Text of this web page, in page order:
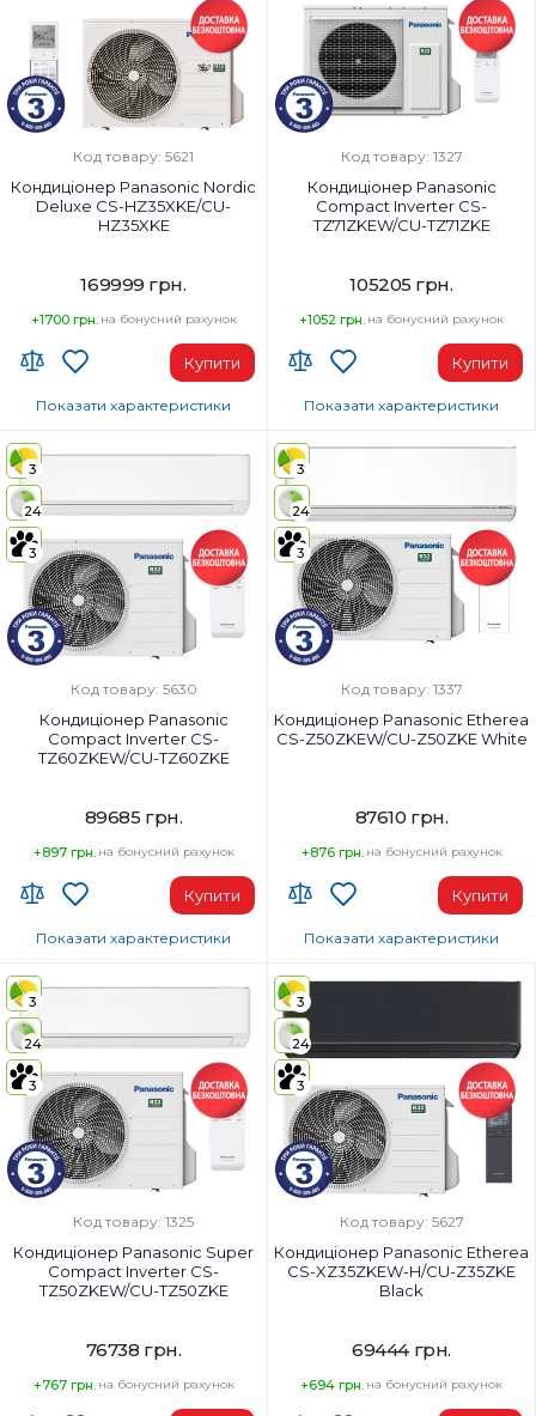
Код товару: 5621
Кондиціонер Panasonic Nordic
Deluxe CS-HZ35XKE/CU-
HZ35XKE
169999 грн.
+1700 грн. на бонусний рахунок
Купити
Wi-Fi модуль:
Wi-Fi (вбудований)
Площа приміщення, м²:
35
Потужність, BTU:
12000
Клас енергоспоживання (охолодження):
A+++
Колір внутрішнього блоку:
Показати характеристики
Код товару: 1327
Кондиціонер Panasonic
Compact Inverter CS-
TZ71ZKEW/CU-TZ71ZKE
105205 грн.
+1052 грн. на бонусний рахунок
Купити
Wi-Fi модуль:
Wi-Fi (вбудований)
Площа приміщення, м²:
75
Потужність, BTU:
24000
Клас енергоспоживання
A++
Колір внутрішнього блоку:
Показати характеристики
3
24
3
Код товару: 5630
Кондиціонер Panasonic
Compact Inverter CS-
TZ60ZKEW/CU-TZ60ZKE
89685 грн.
+897 грн. на бонусний рахунок
Купити
Wi-Fi модуль:
Wi-Fi (вбудований)
Площа приміщення, м²:
65
Потужність, BTU:
24000
Клас енергоспоживання (охолодження):
A++
Колір внутрішнього блоку:
Показати характеристики
3
24
3
Код товару: 1337
Кондиціонер Panasonic Etherea
CS-Z50ZKEW/CU-Z50ZKE White
87610 грн.
+876 грн. на бонусний рахунок
Купити
Wi-Fi модуль:
Wi-Fi (вбудований)
Площа приміщення, м²:
52
Потужність, BTU:
18000
Клас енергоспоживання
A+++
Колір внутрішнього блоку:
Показати характеристики
3
24
3
Код товару: 1325
Кондиціонер Panasonic Super
Compact Inverter CS-
TZ50ZKEW/CU-TZ50ZKE
76738 грн.
+767 грн. на бонусний рахунок
3
24
3
Код товару: 5627
Кондиціонер Panasonic Etherea
CS-XZ35ZKEW-H/CU-Z35ZKE
Black
69444 грн.
+694 грн. на бонусний рахунок